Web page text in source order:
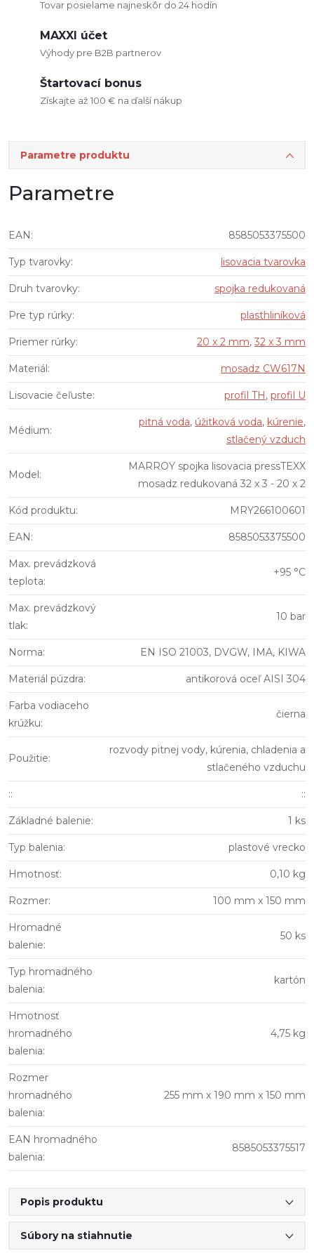
Tovar posielame najneskôr do 24 hodín
MAXXI účet
Výhody pre B2B partnerov
Štartovací bonus
Získajte až 100 € na ďalší nákup
Parametre produktu
Parametre
EAN: 8585053375500
Typ tvarovky: lisovacia tvarovka
Druh tvarovky: spojka redukovaná
Pre typ rúrky: plasthliníková
Priemer rúrky: 20 x 2 mm, 32 x 3 mm
Materiál: mosadz CW617N
Lisovacie čeľuste: profil TH, profil U
Médium:
pitná voda, úžitková voda, kúrenie,
stlačený vzduch
Model:
MARROY spojka lisovacia pressTEXX
mosadz redukovaná 32 x 3 - 20 x 2
Kód produktu: MRY266100601
EAN: 8585053375500
Max. prevádzková
teplota:
+95 °C
Max. prevádzkový
tlak:
10 bar
Norma: EN ISO 21003, DVGW, IMA, KIWA
Materiál púzdra: antikorová oceľ AISI 304
Farba vodiaceho
krúžku:
čierna
Použitie:
rozvody pitnej vody, kúrenia, chladenia a
stlačeného vzduchu
:: ::
Základné balenie: 1 ks
Typ balenia: plastové vrecko
Hmotnosť: 0,10 kg
Rozmer: 100 mm x 150 mm
Hromadné
balenie:
50 ks
Typ hromadného
balenia:
kartón
Hmotnosť
hromadného
balenia:
4,75 kg
Rozmer
hromadného
balenia:
255 mm x 190 mm x 150 mm
EAN hromadného
balenia:
8585053375517
Popis produktu
Súbory na stiahnutie